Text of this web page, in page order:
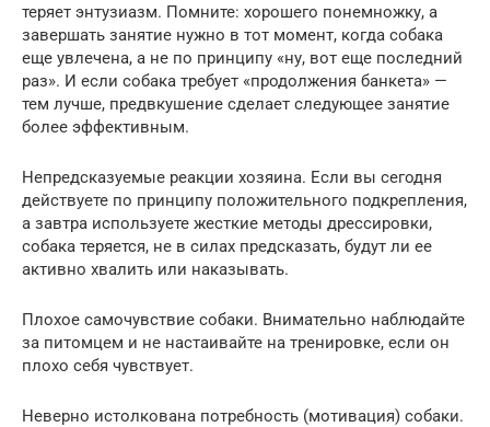
теряет энтузиазм. Помните: хорошего понемножку, а
завершать занятие нужно в тот момент, когда собака
еще увлечена, а не по принципу «ну, вот еще последний
раз». И если собака требует «продолжения банкета» —
тем лучше, предвкушение сделает следующее занятие
более эффективным.
Непредсказуемые реакции хозяина. Если вы сегодня
действуете по принципу положительного подкрепления,
а завтра используете жесткие методы дрессировки,
собака теряется, не в силах предсказать, будут ли ее
активно хвалить или наказывать.
Плохое самочувствие собаки. Внимательно наблюдайте
за питомцем и не настаивайте на тренировке, если он
плохо себя чувствует.
Неверно истолкована потребность (мотивация) собаки.